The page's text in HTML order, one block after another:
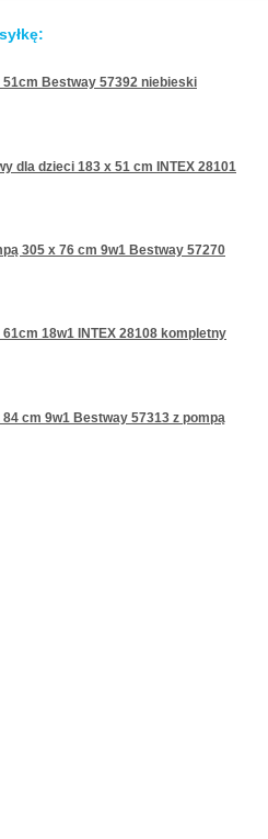
Bestway 57392 niebieski
dla dzieci 183 x 51 cm INTEX 28101
305 x 76 cm 9w1 Bestway 57270
18w1 INTEX 28108 kompletny
cm 9w1 Bestway 57313 z pompą